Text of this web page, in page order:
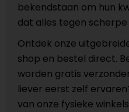
bekendstaan om hun
dat alles tegen scherpe
Ontdek onze
shop en bestel direct.
worden gratis
liever eerst zelf
van onze fysieke